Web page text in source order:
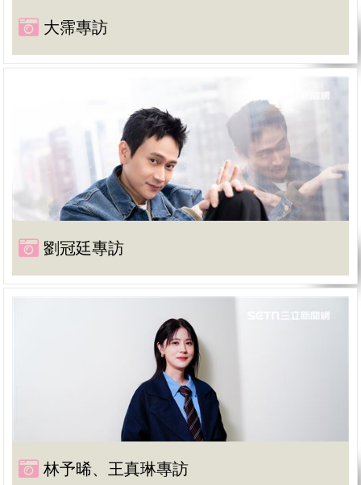
大霈專訪
劉冠廷專訪
林予晞、王真琳專訪